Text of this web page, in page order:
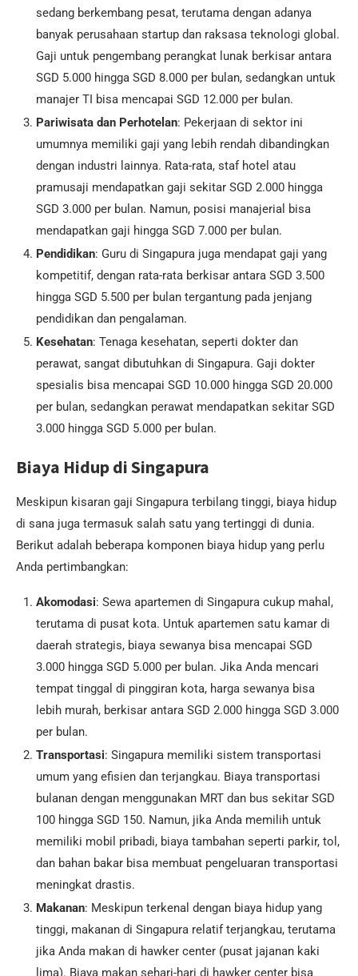
sedang berkembang pesat, terutama dengan adanya
banyak perusahaan startup dan raksasa teknologi global.
Gaji untuk pengembang perangkat lunak berkisar antara
SGD 5.000 hingga SGD 8.000 per bulan, sedangkan untuk
manajer TI bisa mencapai SGD 12.000 per bulan.
Pariwisata dan Perhotelan: Pekerjaan di sektor ini
umumnya memiliki gaji yang lebih rendah dibandingkan
dengan industri lainnya. Rata-rata, staf hotel atau
pramusaji mendapatkan gaji sekitar SGD 2.000 hingga
SGD 3.000 per bulan. Namun, posisi manajerial bisa
mendapatkan gaji hingga SGD 7.000 per bulan.
Pendidikan: Guru di Singapura juga mendapat gaji yang
kompetitif, dengan rata-rata berkisar antara SGD 3.500
hingga SGD 5.500 per bulan tergantung pada jenjang
pendidikan dan pengalaman.
Kesehatan: Tenaga kesehatan, seperti dokter dan
perawat, sangat dibutuhkan di Singapura. Gaji dokter
spesialis bisa mencapai SGD 10.000 hingga SGD 20.000
per bulan, sedangkan perawat mendapatkan sekitar SGD
3.000 hingga SGD 5.000 per bulan.
Biaya Hidup di Singapura
Meskipun kisaran gaji Singapura terbilang tinggi, biaya hidup
di sana juga termasuk salah satu yang tertinggi di dunia.
Berikut adalah beberapa komponen biaya hidup yang perlu
Anda pertimbangkan:
Akomodasi: Sewa apartemen di Singapura cukup mahal,
terutama di pusat kota. Untuk apartemen satu kamar di
daerah strategis, biaya sewanya bisa mencapai SGD
3.000 hingga SGD 5.000 per bulan. Jika Anda mencari
tempat tinggal di pinggiran kota, harga sewanya bisa
lebih murah, berkisar antara SGD 2.000 hingga SGD 3.000
per bulan.
Transportasi: Singapura memiliki sistem transportasi
umum yang efisien dan terjangkau. Biaya transportasi
bulanan dengan menggunakan MRT dan bus sekitar SGD
100 hingga SGD 150. Namun, jika Anda memilih untuk
memiliki mobil pribadi, biaya tambahan seperti parkir, tol,
dan bahan bakar bisa membuat pengeluaran transportasi
meningkat drastis.
Makanan: Meskipun terkenal dengan biaya hidup yang
tinggi, makanan di Singapura relatif terjangkau, terutama
jika Anda makan di hawker center (pusat jajanan kaki
lima). Biaya makan sehari-hari di hawker center bisa